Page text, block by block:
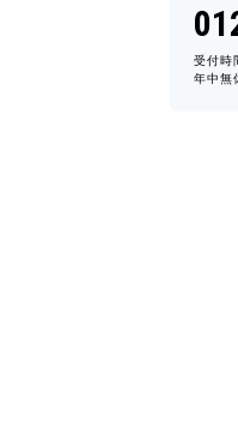
受付
年中無